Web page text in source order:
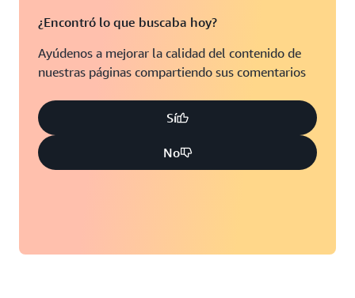
¿Encontró lo que buscaba hoy?
Ayúdenos a mejorar la calidad del contenido de
nuestras páginas compartiendo sus comentarios
Sí
No